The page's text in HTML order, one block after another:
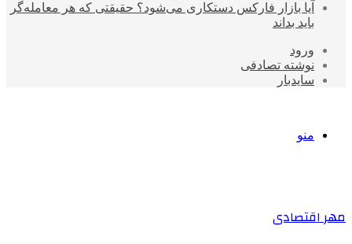
آیا بازار فارکس دستکاری می‌شود؟ حقیقتی که هر معامله‌گر
باید بداند
ورود
نوشته تصادفی
سایدبار
منو
مهر اقتصادی